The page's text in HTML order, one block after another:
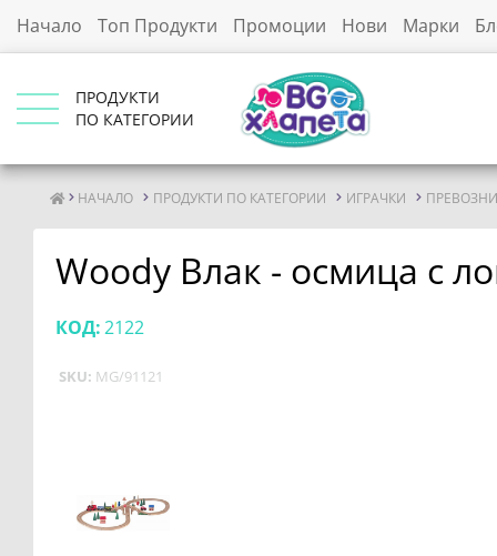
Начало Топ Продукти Промоции Нови Марки
ПРОДУКТИ
ПО КАТЕГОРИИ
НАЧАЛО ПРОДУКТИ ПО КАТЕГОРИИ ИГРАЧКИ
Woody Влак - осмица с
КОД:2122
SKU: MG/91121